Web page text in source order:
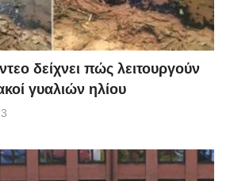
δείχνει πώς λειτουργούν
γυαλιών ηλίου